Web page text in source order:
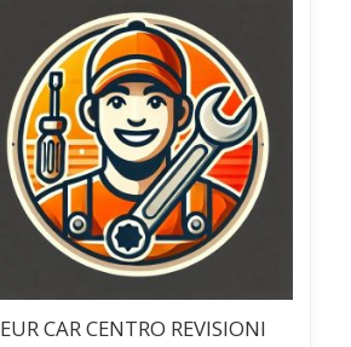
EUR CAR CENTRO REVISIONI